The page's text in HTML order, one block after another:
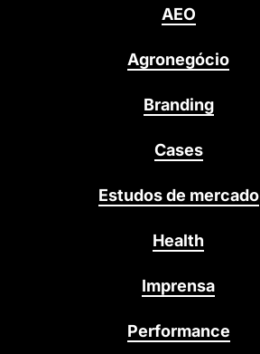
AEO
Agronegócio
Branding
Cases
Estudos de mercado
Health
Imprensa
Performance